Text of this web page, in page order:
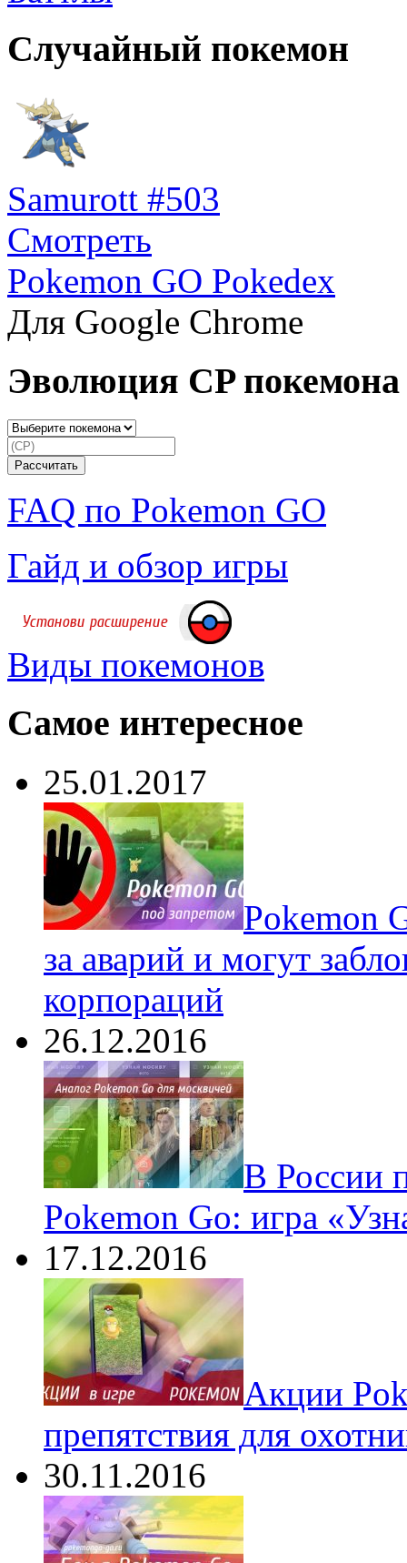
Случайный покемон
Samurott #503
Смотреть
Pokemon GO Pokedex
Для Google Chrome
Эволюция CP покемона
FAQ по Pokemon GO
Гайд и обзор игры
Виды покемонов
Самое интересное
25.01.2017
Pokеmon
за аварий и могут
корпораций
26.12.2016
В России
Pokemon Go: игра
17.12.2016
Акции
препятствия для
30.11.2016